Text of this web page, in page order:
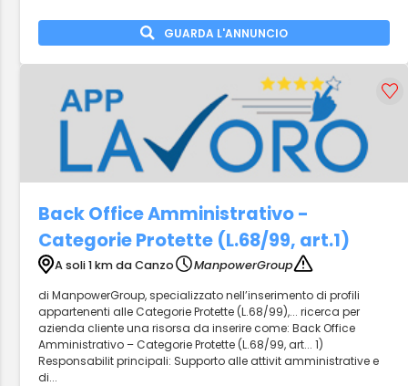
GUARDA L'ANNUNCIO
Back Office Amministrativo -
Categorie Protette (L.68/99, art.1)
A soli 1 km da Canzo
ManpowerGroup
di ManpowerGroup, specializzato nell’inserimento di profili
appartenenti alle Categorie Protette (L.68/99),... ricerca per
azienda cliente una risorsa da inserire come: Back Office
Amministrativo – Categorie Protette (L.68/99, art... 1)
Responsabilit principali: Supporto alle attivit amministrative e
di...